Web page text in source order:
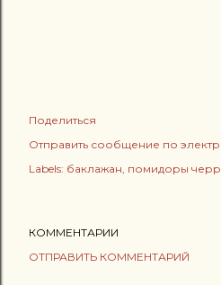
Поделиться
Отправить сообщение по
Labels: баклажан помидоры
КОММЕНТАРИИ
ОТПРАВИТЬ КОММЕНТАРИЙ